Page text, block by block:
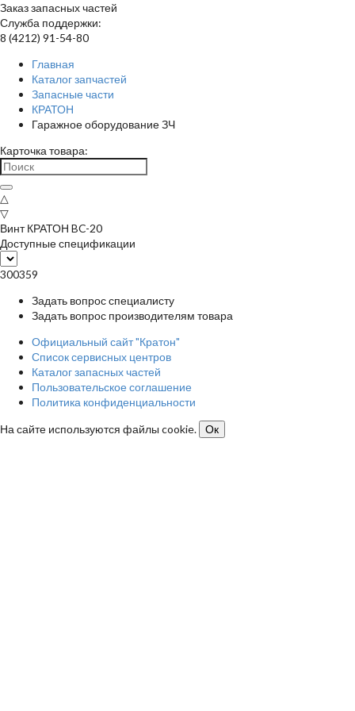
Заказ запасных частей
Служба поддержки:
8 (4212) 91-54-80
Главная
Каталог запчастей
Запасные части
КРАТОН
Гаражное оборудование ЗЧ
Карточка товара:
△
▽
Винт КРАТОН BC-20
Доступные спецификации
300359
Задать вопрос специалисту
Задать вопрос производителям товара
Официальный сайт "Кратон"
Список сервисных центров
Каталог запасных частей
Пользовательское соглашение
Политика конфиденциальности
На сайте используются файлы cookie.
Ок